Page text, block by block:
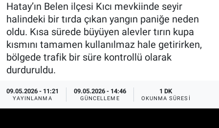
Hatay’ın Belen ilçesi Kıcı mevkiinde seyir
halindeki bir tırda çıkan yangın paniğe neden
oldu. Kısa sürede büyüyen alevler tırın kupa
kısmını tamamen kullanılmaz hale getirirken,
bölgede trafik bir süre kontrollü olarak
durduruldu.
09.05.2026 - 11:21
YAYINLANMA
09.05.2026 - 14:46
GÜNCELLEME
1 DK
OKUNMA SÜRESI